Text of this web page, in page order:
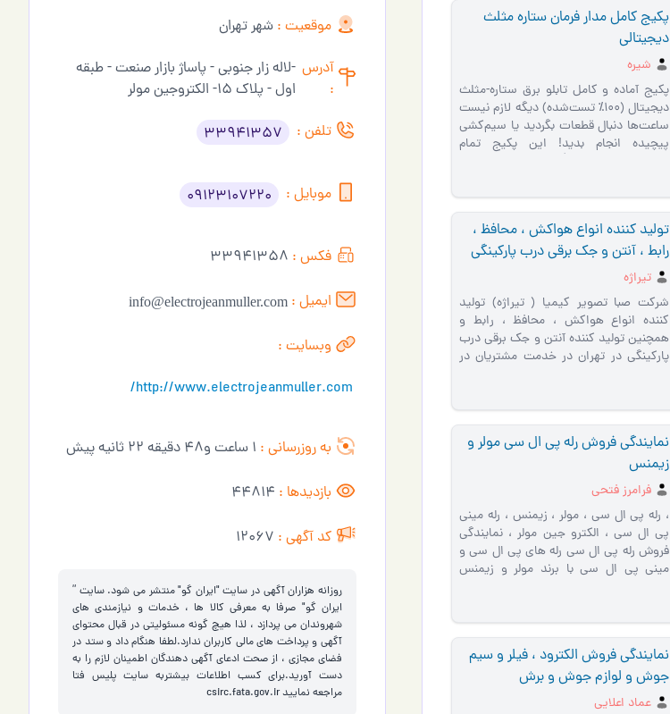
پکیج کامل مدار فرمان ستاره مثلث
دیجیتالی
شیره
پکیج آماده و کامل تابلو برق ستاره-مثلث
دیجیتال (100٪ تست‌شده) دیگه لازم نیست
ساعت‌ها دنبال قطعات بگردید یا سیم‌کشی
پیچیده انجام بدید! این پکیج تمام
تولید کننده انواع هواکش ، محافظ ،
رابط ، آنتن و جک برقی درب پارکینگی
تیراژه
شرکت صبا تصویر کیمیا ( تیراژه) تولید
کننده انواع هواکش ، محافظ ، رابط و
همچنین تولید کننده آنتن و جک برقی درب
پارکینگی در تهران در خدمت مشتریان در
نمایندگی فروش رله پی ال سی مولر و
زیمنس
فرامرز فتحی
، رله پی ال سی ، مولر ، زیمنس ، رله مینی
پی ال سی ، الکترو جین مولر ، نمایندگی
فروش رله پی ال سی رله های پی ال سی و
مینی پی ال سی با برند مولر و زیمنس
نمایندگی فروش الکترود ، فیلر و سیم
جوش و لوازم جوش و برش
عماد اعلایی
موقعیت : شهر تهران
آدرس
:
-لاله زار جنوبی - پاساژ بازار صنعت - طبقه
اول - پلاک 15- الکتروجین مولر
تلفن :
33941357
موبایل : 09123107220
فکس : 33941358
ایمیل : info@electrojeanmuller.com
وبسایت :
http://www.electrojeanmuller.com/
به روزرسانی : 1 ساعت و48 دقیقه 22 ثانیه پیش
بازدیدها : 44814
کد آگهی : 12067
روزانه هزاران آگهی در سایت "ایران گو" منتشر می شود. سایت ”
ایران گو" صرفا به معرفی کالا ها ، خدمات و نیازمندی های
شهروندان می پردازد ، لذا هیچ گونه مسئولیتی در قبال محتوای
آگهی و پرداخت های مالی کاربران ندارد.لطفا هنگام داد و ستد در
فضای مجازی ، از صحت ادعای آگهی دهندگان اطمینان لازم را به
دست آورید.برای کسب اطلاعات بیشتربه سایت پلیس فتا
مراجعه نماییدcsirc.fata.gov.ir